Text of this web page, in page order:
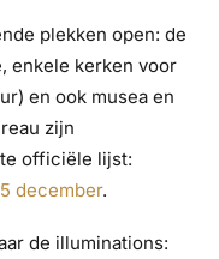
plekken open: de
enkele kerken voor
en ook musea en
zijn
officiële lijst:
december.
de illuminations: